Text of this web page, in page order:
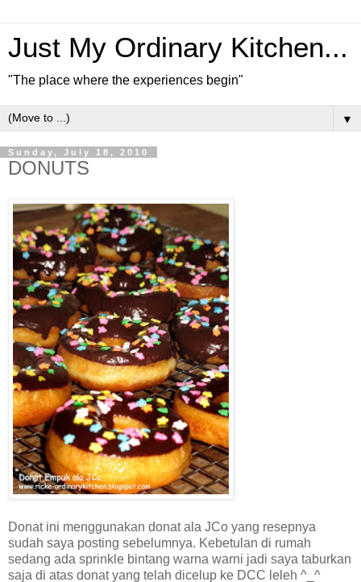
Just My Ordinary Kitchen...
"The place where the experiences begin"
▼
Sunday, July 18, 2010
DONUTS
Donat ini menggunakan donat ala JCo yang resepnya
sudah saya posting sebelumnya. Kebetulan di rumah
sedang ada sprinkle bintang warna warni jadi saya taburkan
saja di atas donat yang telah dicelup ke DCC leleh ^_^